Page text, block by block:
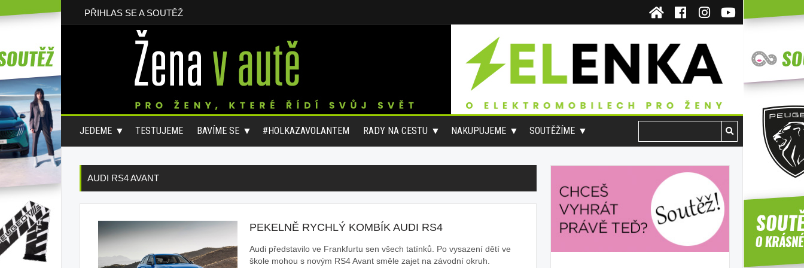
PŘIHLAS SE A SOUTĚŽ
JEDEME TESTUJEME BAVÍME SE #HOLKAZAVOLANTEM RADY NA CESTU NAKUPUJEME SOUTĚŽÍME
AUDI RS4 AVANT
PEKELNĚ RYCHLÝ KOMBÍK AUDI RS4
Audi představilo ve Frankfurtu sen všech tatínků. Po vysazení dětí ve
škole mohou s novým RS4 Avant směle zajet na závodní okruh.